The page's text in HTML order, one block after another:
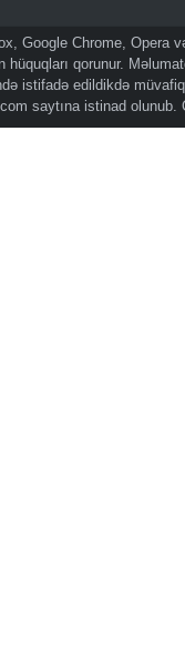
Google Chrome, Opera
hüquqları qorunur.
istifadə edildikdə
saytına istinad olunub.